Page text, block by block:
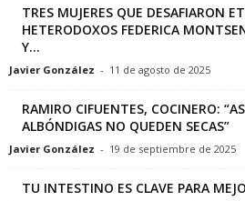
TRES MUJERES QUE DESAFIARON
HETERODOXOS FEDERICA
Y...
Javier González - 11 de agosto de 2025
RAMIRO CIFUENTES, COCINERO:
ALBÓNDIGAS NO QUEDEN SECAS”
Javier González - 19 de septiembre de 2025
TU INTESTINO ES CLAVE PARA